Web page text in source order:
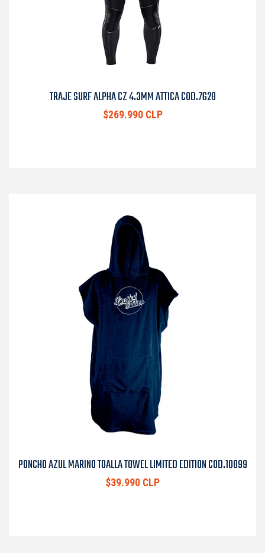
TRAJE SURF ALPHA CZ 4.3MM ATTICA COD.7628
$269.990 CLP
PONCHO AZUL MARINO TOALLA TOWEL LIMITED EDITION COD.10899
$39.990 CLP